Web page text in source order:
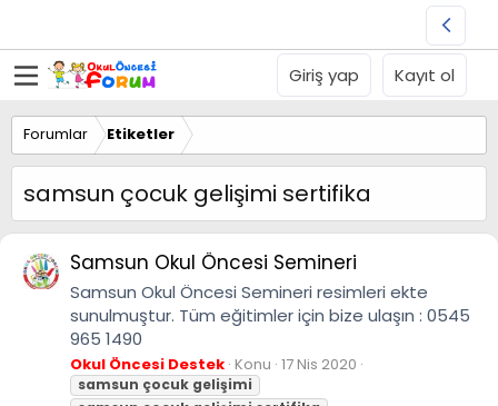
Giriş yap Kayıt ol
Forumlar Etiketler
samsun çocuk gelişimi sertifika
Samsun Okul Öncesi Semineri
Samsun Okul Öncesi Semineri resimleri ekte
sunulmuştur. Tüm eğitimler için bize ulaşın : 0545
965 1490
Okul Öncesi Destek Konu 17 Nis 2020
samsun çocuk gelişimi